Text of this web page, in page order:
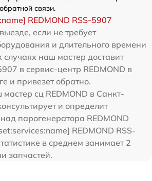
связи.
REDMOND RSS-5907
если не требует
и длительного времени
случаях наш мастер доставит
в сервис-центр REDMOND в
и привезет обратно.
сц REDMOND в Санкт-
и определит
парогенератора REDMOND
REDMOND RSS-
в среднем занимает 2
запчастей.